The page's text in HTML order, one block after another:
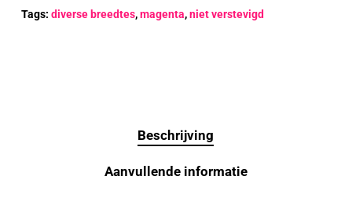
Tags: diverse breedtes,magenta,niet verstevigd
Beschrijving
Aanvullende informatie